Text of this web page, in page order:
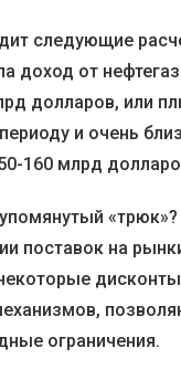
следующие
доход от
долларов, или
и очень
160 млрд
«трюк»?
поставок на
ограничения.